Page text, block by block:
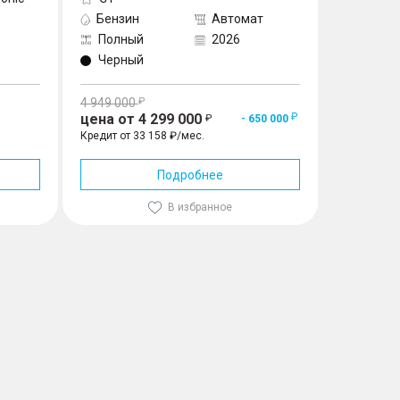
Бензин
Автомат
Полный
2026
Черный
4 949 000
цена от 4 299 000
- 650 000
Кредит от 33 158 ₽/мес.
Подробнее
В избранное